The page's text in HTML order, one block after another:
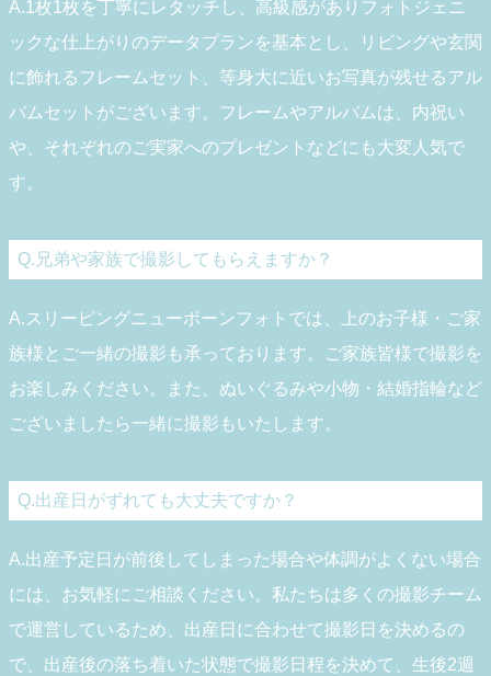
A.1枚1枚を丁寧にレタッチし、高級感がありフォトジェニ
ックな仕上がりのデータプランを基本とし、リビングや玄関
に飾れるフレームセット、等身大に近いお写真が残せるアル
バムセットがございます。フレームやアルバムは、内祝い
や、それぞれのご実家へのプレゼントなどにも大変人気で
す。
Q.兄弟や家族で撮影してもらえますか？
A.スリーピングニューボーンフォトでは、上のお子様・ご家
族様とご一緒の撮影も承っております。ご家族皆様で撮影を
お楽しみください。また、ぬいぐるみや小物・結婚指輪など
ございましたら一緒に撮影もいたします。
Q.出産日がずれても大丈夫ですか？
A.出産予定日が前後してしまった場合や体調がよくない場合
には、お気軽にご相談ください。私たちは多くの撮影チーム
で運営しているため、出産日に合わせて撮影日を決めるの
で、出産後の落ち着いた状態で撮影日程を決めて、生後2週